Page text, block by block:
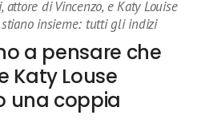
attore di Vincenzo, e Katy Louise
stiano insieme: tutti gli indizi
a pensare che
Katy Louse
una coppia